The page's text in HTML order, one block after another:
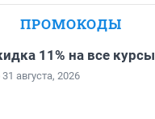
ПРОМОКОДЫ
11% на все курсы
августа, 2026